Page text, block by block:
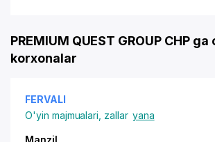
PREMIUM QUEST GROUP CHP
korxonalar
FERVALI
O'yin majmualari, zallar yana
Manzil